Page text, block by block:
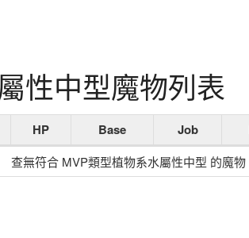
性中型魔物列表
HP Base Job
查無符合 MVP類型植物系水屬性中型 的魔物